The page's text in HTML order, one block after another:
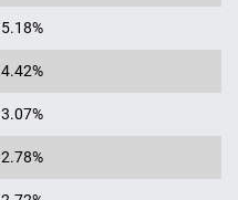
5.18%
4.42%
3.07%
2.78%